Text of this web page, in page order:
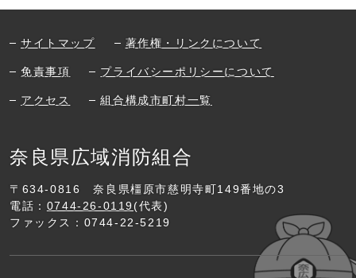
サイトマップ 著作権・リンクについて
免責事項 プライバシーポリシーについて
アクセス 組合構成市町村一覧
奈良県広域消防組合
〒634-0816
奈良県橿原市慈明寺町149番地の3
電話： 0744-26-0119 (代表)
ファックス：0744-22-5219